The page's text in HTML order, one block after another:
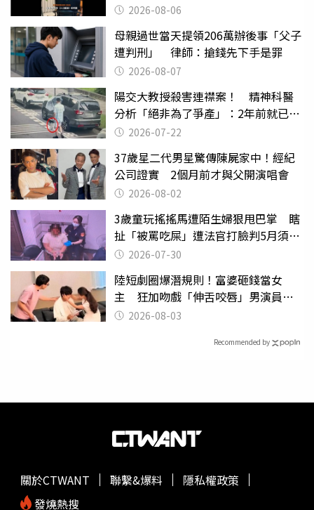
2026-08-06
母親過世當天提領206萬辦後事「父子
遭判刑」 律師：搶錢先下手是罪
2026-08-07
陽交大教授殺害連襟案！ 精神科醫
分析「絕非為了爭產」：2年前就已言
行詭異
2026-07-22
37歲星二代男星驚傳陳屍家中！經紀
公司證實 2個月前才與父開演唱會
2026-08-02
3歲童玩搖搖馬遭陌生婦狠甩巴掌 瞎
扯「被罵吃屎」遭法官打臉判5月須入
監 2026-07-30
陸短劇圈爆潛規則！富婆砸錢當女
主 狂加吻戲「伸舌咬唇」男演員崩
潰 2026-08-03
Recommended by
關於CTWANT 聯繫&爆料
隱私權政策
發燒熱搜